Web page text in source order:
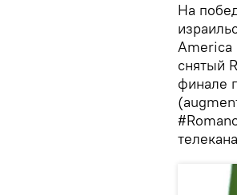
На
America
снятый
финале